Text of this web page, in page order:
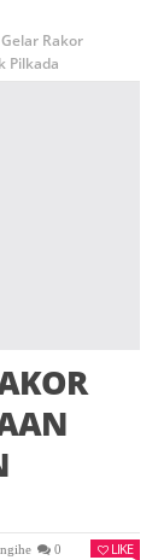
Rakor
Pilkada
0 LIKE